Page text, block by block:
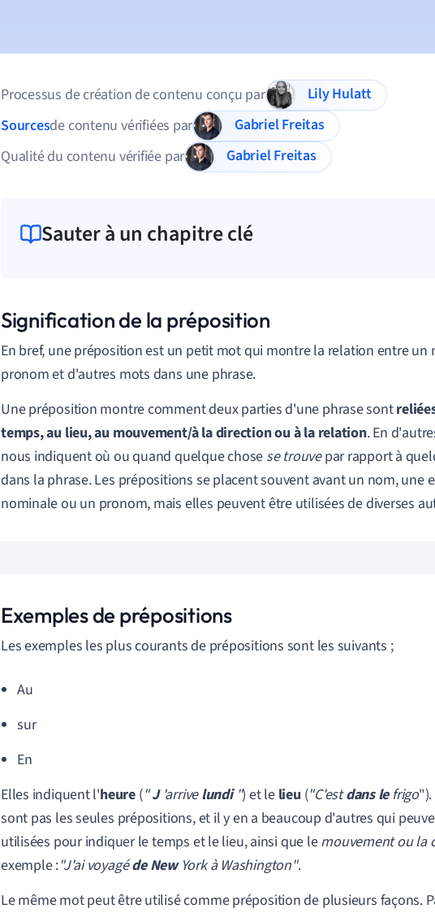
Processus de création de contenu conçu par
Lily Hulatt
Sourcesde contenu vérifiées par
Gabriel Freitas
Qualité du contenu vérifiée par
Gabriel Freitas
Sauter à un chapitre clé
Signification de la préposition
En bref, une préposition est un petit mot qui montre la relation entre un
pronom et d'autres mots dans une phrase.
Une préposition montre comment deux parties d'une phrase sont
temps, au lieu, au mouvement/à la direction ou à la relation. En
nous indiquent où ou quand quelque chose se trouvepar rapport à
dans la phrase. Les prépositions se placent souvent avant un nom, une
nominale ou un pronom, mais elles peuvent être utilisées de diverses
Exemples de prépositions
Les exemples les plus courants de prépositions sont les suivants ;
Au
sur
En
Elles indiquent l'heure("J 'arrivelundi ") et le lieu ("C'estdans lefrigo").
sont pas les seules prépositions, et il y en a beaucoup d'autres qui
utilisées pour indiquer le temps et le lieu, ainsi que lemouvement ou la
exemple :"J'ai voyagédeNew York à Washington".
Le même mot peut être utilisé comme préposition de plusieurs façons.